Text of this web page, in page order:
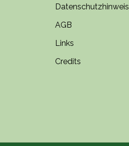
Datenschutzhinweis
AGB
Links
Credits